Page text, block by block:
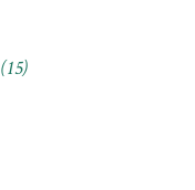
(15)